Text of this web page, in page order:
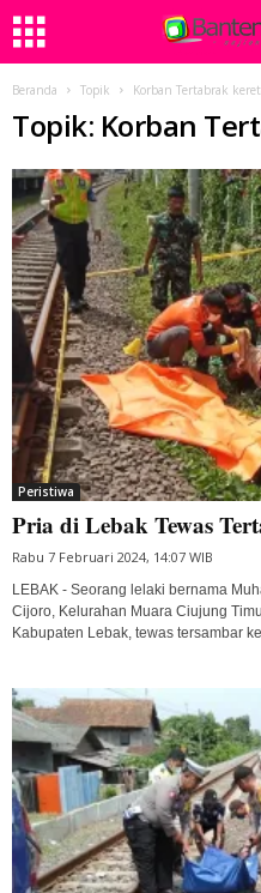
Beranda Topik Korban Tertabrak
Topik: Korban
Peristiwa
Pria di Lebak Tewas
Rabu 7 Februari 2024, 14:07 WIB
LEBAK - Seorang lelaki bernama
Cijoro, Kelurahan Muara Ciujung
Kabupaten Lebak, tewas tersambar